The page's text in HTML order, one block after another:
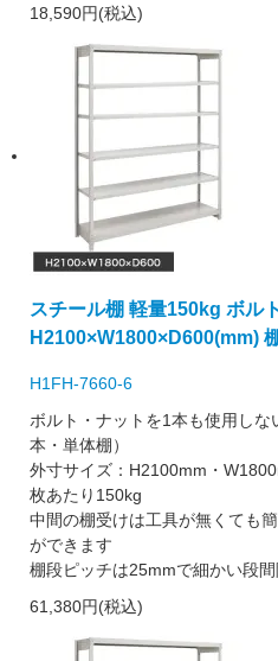
18,590円(税込)
スチール棚 軽量150kg ボル
H2100×W1800×D600(mm)
H1FH-7660-6
ボルト・ナットを1本も使用し
本・単体棚）
外寸サイズ：H2100mm・
枚あたり150kg
中間の棚受けは工具が無くても
ができます
棚段ピッチは25mmで細かい段
61,380円(税込)